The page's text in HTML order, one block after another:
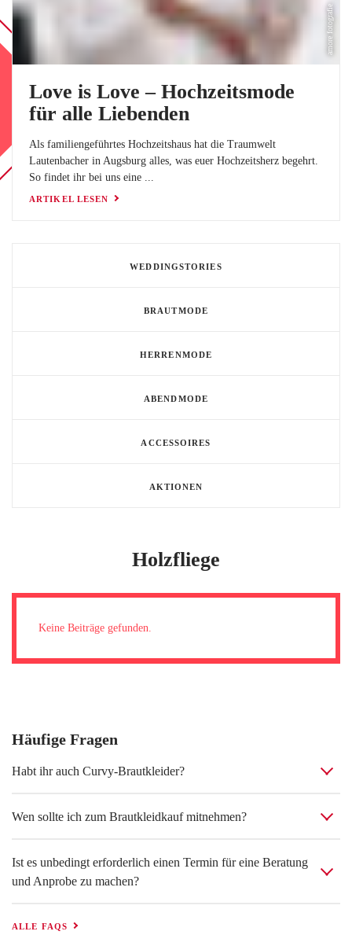
FAQ
FAVORITEN
amore fotografie
Love is Love – Hochzeitsmode
für alle Liebenden
Als familiengeführtes Hochzeitshaus hat die Traumwelt
Lautenbacher in Augsburg alles, was euer Hochzeitsherz begehrt.
So findet ihr bei uns eine ...
ARTIKEL LESEN
WEDDINGSTORIES
BRAUTMODE
HERRENMODE
ABENDMODE
ACCESSOIRES
AKTIONEN
Holzfliege
Keine Beiträge gefunden.
Häufige Fragen
Habt ihr auch Curvy-Brautkleider?
Wen sollte ich zum Brautkleidkauf mitnehmen?
Ist es unbedingt erforderlich einen Termin für eine Beratung
und Anprobe zu machen?
ALLE FAQS